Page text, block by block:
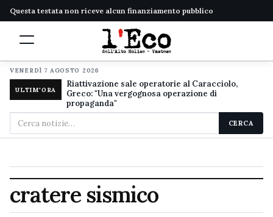
Questa testata non riceve alcun finanziamento pubblico
VENERDÌ 7 AGOSTO 2026
ULTIM'ORA
Riattivazione sale operatorie al Caracciolo,
Greco: "Una vergognosa operazione di
propaganda"
Cerca
nel
CERCA
cratere sismico